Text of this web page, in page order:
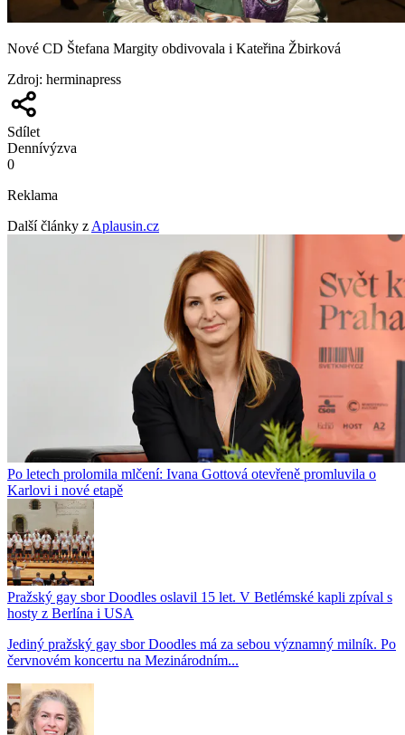
Nové CD Štefana Margity obdivovala i Kateřina Žbirková
Zdroj: herminapress
Sdílet
Dennívýzva
0
Reklama
Další články z Aplausin.cz
Po letech prolomila mlčení: Ivana Gottová otevřeně promluvila o
Karlovi i nové etapě
Pražský gay sbor Doodles oslavil 15 let. V Betlémské kapli zpíval s
hosty z Berlína i USA
Jediný pražský gay sbor Doodles má za sebou významný milník. Po
červnovém koncertu na Mezinárodním...